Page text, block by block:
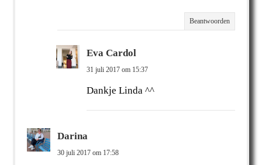
Beantwoorden
Eva Cardol
31 juli 2017 om 15:37
Dankje Linda ^^
Darina
30 juli 2017 om 17:58